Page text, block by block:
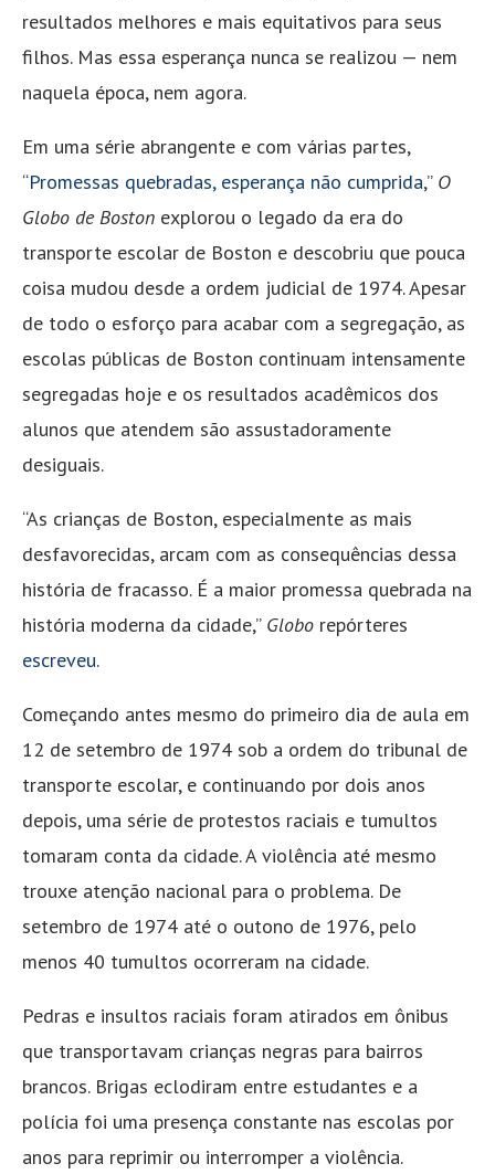
resultados melhores e mais equitativos para seus
filhos. Mas essa esperança nunca se realizou — nem
naquela época, nem agora.
Em uma série abrangente e com várias partes,
“Promessas quebradas, esperança não cumprida,” O
Globo de Boston explorou o legado da era do
transporte escolar de Boston e descobriu que pouca
coisa mudou desde a ordem judicial de 1974. Apesar
de todo o esforço para acabar com a segregação, as
escolas públicas de Boston continuam intensamente
segregadas hoje e os resultados acadêmicos dos
alunos que atendem são assustadoramente
desiguais.
“As crianças de Boston, especialmente as mais
desfavorecidas, arcam com as consequências dessa
história de fracasso. É a maior promessa quebrada na
história moderna da cidade,” Globo repórteres
escreveu.
Começando antes mesmo do primeiro dia de aula em
12 de setembro de 1974 sob a ordem do tribunal de
transporte escolar, e continuando por dois anos
depois, uma série de protestos raciais e tumultos
tomaram conta da cidade. A violência até mesmo
trouxe atenção nacional para o problema. De
setembro de 1974 até o outono de 1976, pelo
menos 40 tumultos ocorreram na cidade.
Pedras e insultos raciais foram atirados em ônibus
que transportavam crianças negras para bairros
brancos. Brigas eclodiram entre estudantes e a
polícia foi uma presença constante nas escolas por
anos para reprimir ou interromper a violência.